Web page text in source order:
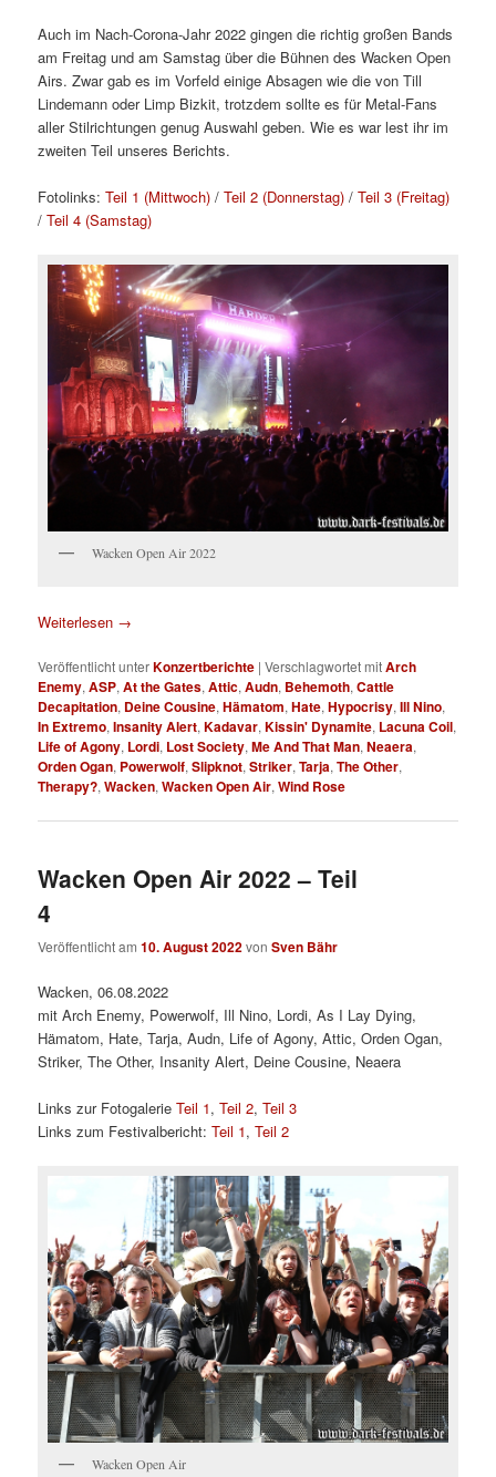
Auch im Nach-Corona-Jahr 2022 gingen die richtig großen Bands
am Freitag und am Samstag über die Bühnen des Wacken Open
Airs. Zwar gab es im Vorfeld einige Absagen wie die von Till
Lindemann oder Limp Bizkit, trotzdem sollte es für Metal-Fans
aller Stilrichtungen genug Auswahl geben. Wie es war lest ihr im
zweiten Teil unseres Berichts.
Fotolinks:Teil 1 (Mittwoch) /Teil 2 (Donnerstag) /Teil 3 (Freitag)
/Teil 4 (Samstag)
Wacken Open Air 2022
Weiterlesen →
Veröffentlicht unterKonzertberichte |Verschlagwortet mitArch
Enemy,ASP,At the Gates,Attic,Audn, Behemoth,Cattle
Decapitation, Deine Cousine,Hämatom,Hate,Hypocrisy,Ill Nino,
In Extremo,Insanity Alert,Kadavar,Kissin' Dynamite, Lacuna Coil,
Life of Agony, Lordi, Lost Society,Me And That Man,Neaera,
Orden Ogan, Powerwolf,Slipknot,Striker,Tarja,The Other,
Therapy?,Wacken,Wacken Open Air,Wind Rose
Wacken Open Air 2022 – Teil
4
Veröffentlicht am10. August 2022vonSven Bähr
Wacken, 06.08.2022
mit Arch Enemy, Powerwolf, Ill Nino, Lordi, As I Lay Dying,
Hämatom, Hate, Tarja, Audn, Life of Agony, Attic, Orden Ogan,
Striker, The Other, Insanity Alert, Deine Cousine, Neaera
Links zur FotogalerieTeil 1,Teil 2,Teil 3
Links zum Festivalbericht:Teil 1,Teil 2
Wacken Open Air